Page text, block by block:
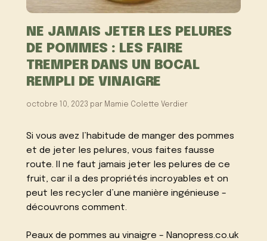
NE JAMAIS JETER LES PELURES
DE POMMES : LES FAIRE
TREMPER DANS UN BOCAL
REMPLI DE VINAIGRE
octobre 10, 2023 par Mamie Colette Verdier
Si vous avez l’habitude de manger des pommes
et de jeter les pelures, vous faites fausse
route. Il ne faut jamais jeter les pelures de ce
fruit, car il a des propriétés incroyables et on
peut les recycler d’une manière ingénieuse –
découvrons comment.
Peaux de pommes au vinaigre – Nanopress.co.uk